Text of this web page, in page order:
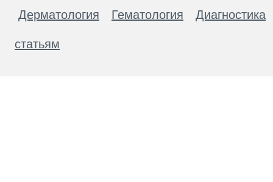
Дерматология Гематология Диагностика
статьям